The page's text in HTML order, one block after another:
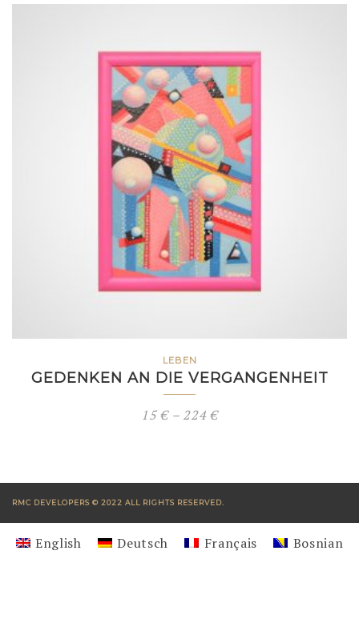
LEBEN
GEDENKEN AN DIE VERGANGENHEIT
15€ – 224€Preisspanne:
224 €
RMC DEVELOPERS © 2022 ALL RIGHTS RESERVED.
English Deutsch Français Bosnian